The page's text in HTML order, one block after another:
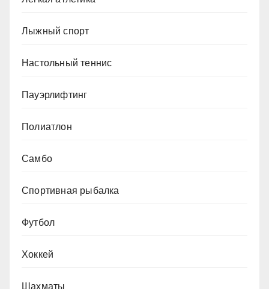
Лыжный спорт
Настольный теннис
Пауэрлифтинг
Полиатлон
Самбо
Спортивная рыбалка
Футбол
Хоккей
Шахматы